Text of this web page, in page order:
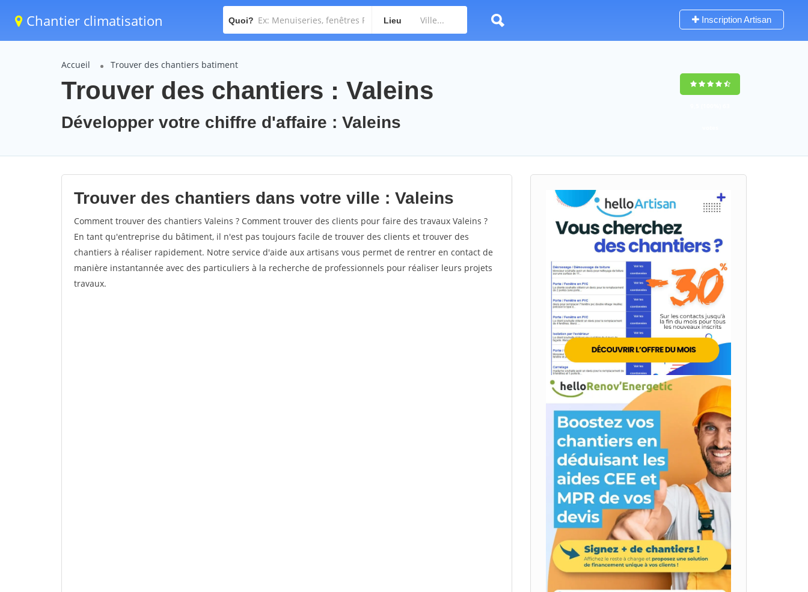
Chantier climatisation Quoi? Lieu Inscription Artisan
Accueil Trouver des chantiers batiment
Trouver des chantiers : Valeins
Développer votre chiffre d'affaire : Valeins
Trouver des chantiers dans votre ville : Valeins
Comment trouver des chantiers Valeins ? Comment trouver des clients pour faire des travaux Valeins ?
En tant qu'entreprise du bâtiment, il n'est pas toujours facile de trouver des clients et trouver des
chantiers à réaliser rapidement. Notre service d'aide aux artisans vous permet de rentrer en contact de
manière instantannée avec des particuliers à la recherche de professionnels pour réaliser leurs projets
travaux.